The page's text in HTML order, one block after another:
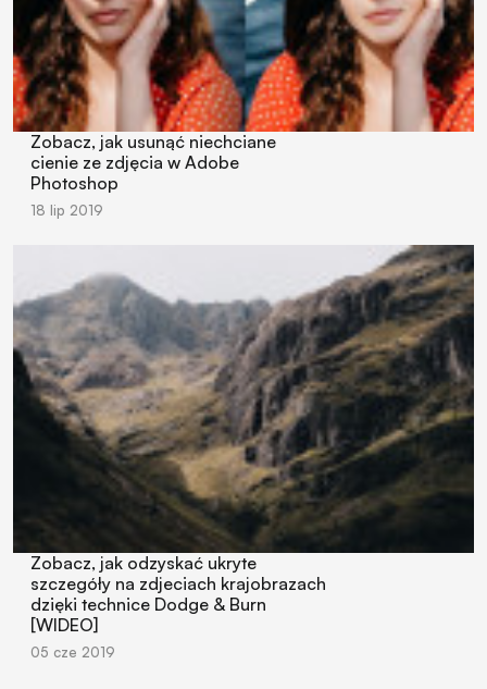
Zobacz, jak usunąć niechciane
cienie ze zdjęcia w Adobe
Photoshop
18 lip 2019
Zobacz, jak odzyskać ukryte
szczegóły na zdjeciach krajobrazach
dzięki technice Dodge & Burn
[WIDEO]
05 cze 2019